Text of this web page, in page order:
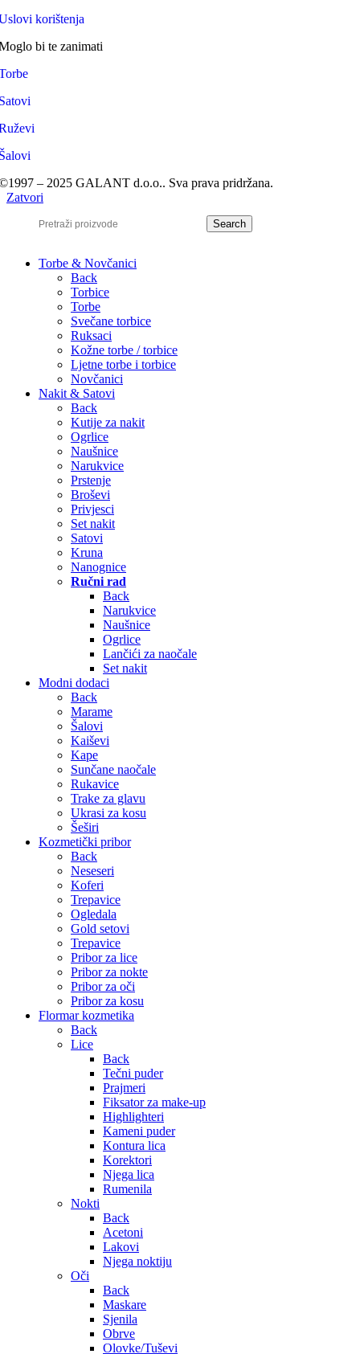
korištenja
bi te zanimati
– 2025 GALANT d.o.o.. Sva prava pridržana.
Zatvori
Search
Torbe & Novčanici
Back
Torbice
Torbe
Svečane torbice
Ruksaci
Kožne torbe / torbice
Ljetne torbe i torbice
Novčanici
Nakit & Satovi
Back
Kutije za nakit
Ogrlice
Naušnice
Narukvice
Prstenje
Broševi
Privjesci
Set nakit
Satovi
Kruna
Nanognice
Ručni rad
Back
Narukvice
Naušnice
Ogrlice
Lančići za naočale
Set nakit
Modni dodaci
Back
Marame
Šalovi
Kaiševi
Kape
Sunčane naočale
Rukavice
Trake za glavu
Ukrasi za kosu
Šeširi
Kozmetički pribor
Back
Neseseri
Koferi
Trepavice
Ogledala
Gold setovi
Trepavice
Pribor za lice
Pribor za nokte
Pribor za oči
Pribor za kosu
Flormar kozmetika
Back
Lice
Back
Tečni puder
Prajmeri
Fiksator za make-up
Highlighteri
Kameni puder
Kontura lica
Korektori
Njega lica
Rumenila
Nokti
Back
Acetoni
Lakovi
Njega noktiju
Oči
Back
Maskare
Sjenila
Obrve
Olovke/Tuševi